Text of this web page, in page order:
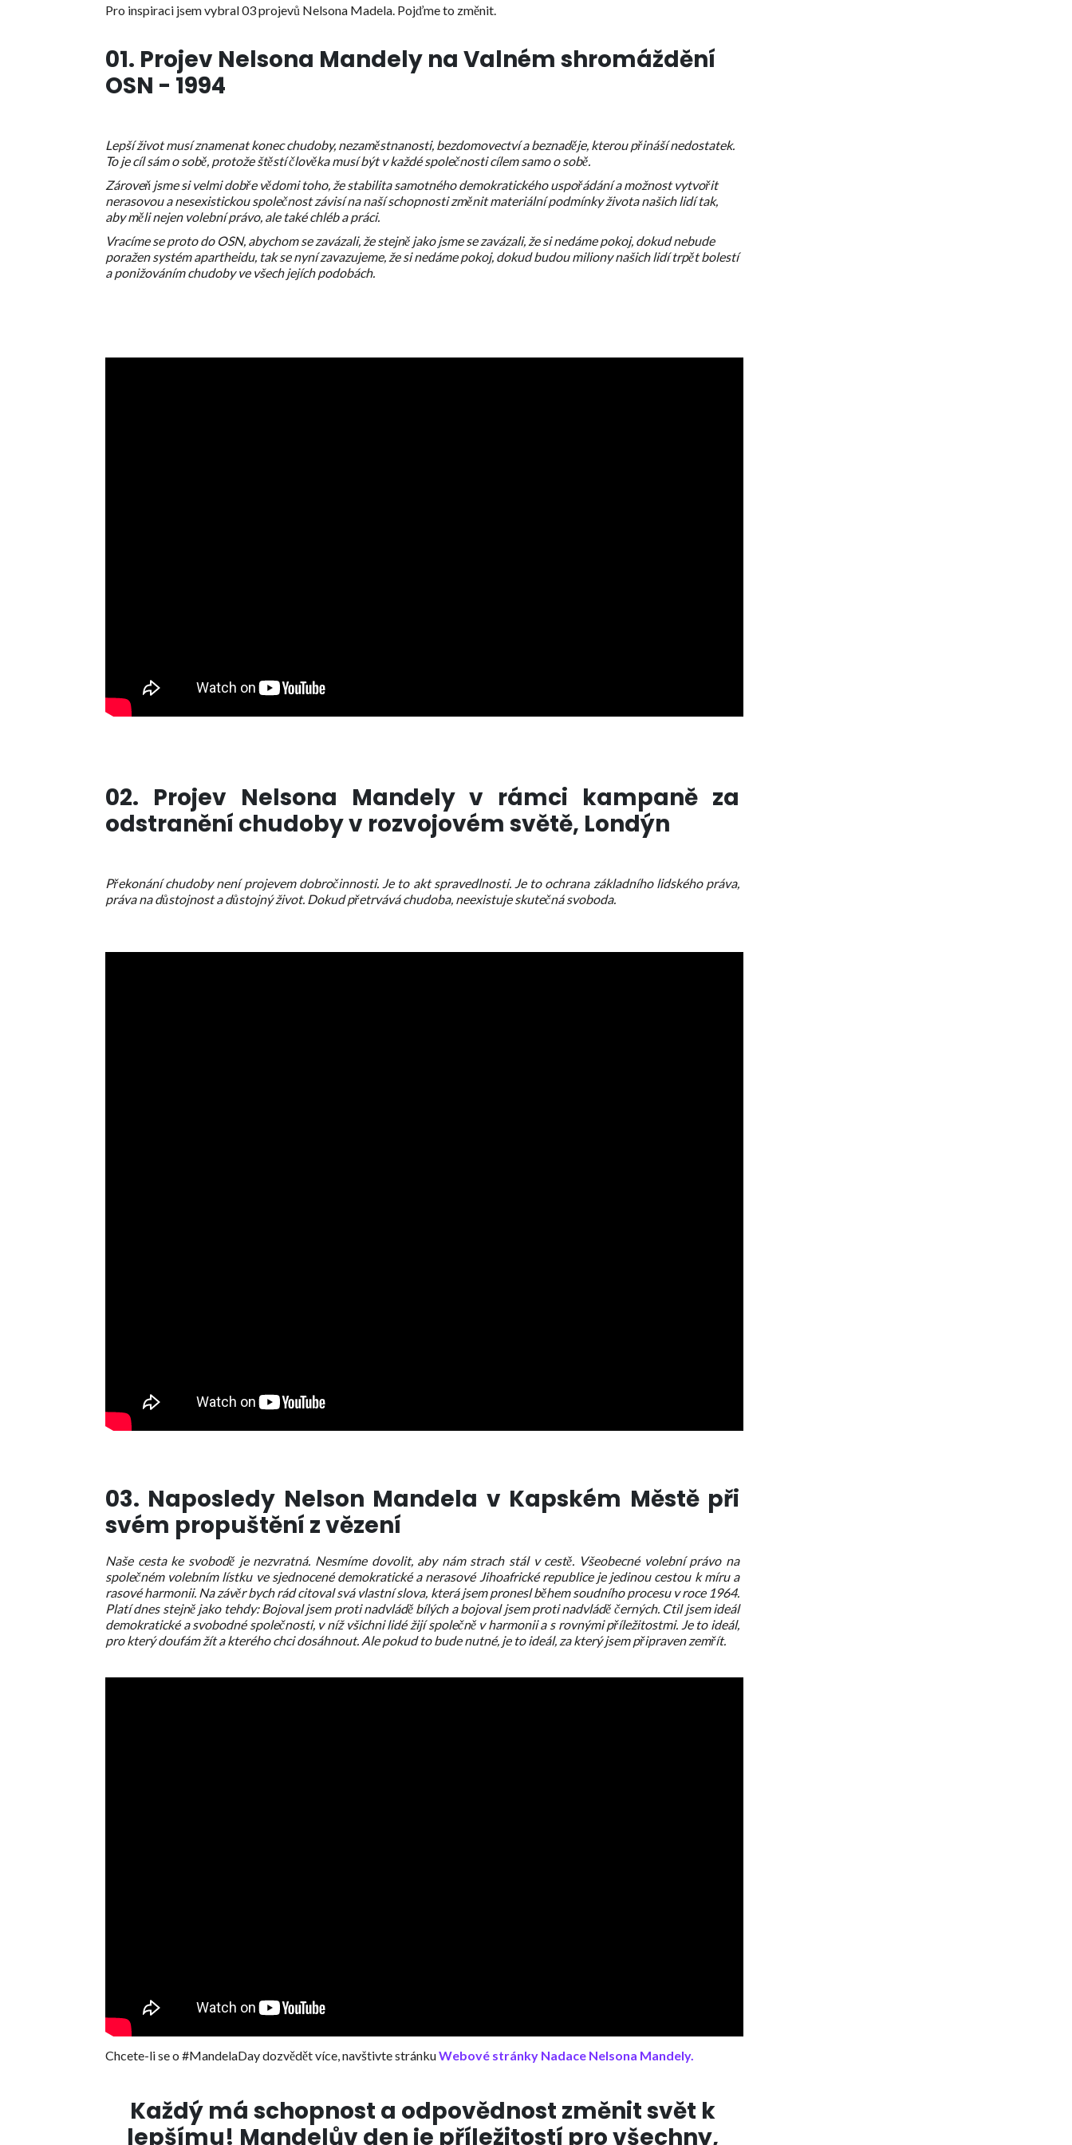
Pro inspiraci jsem vybral 03 projevů Nelsona Madela. Pojďme to změnit.
01. Projev Nelsona Mandely na Valném shromáždění
OSN - 1994
Lepší život musí znamenat konec chudoby, nezaměstnanosti, bezdomovectví a beznaděje, kterou přináší nedostatek.
To je cíl sám o sobě, protože štěstí člověka musí být v každé společnosti cílem samo o sobě.
Zároveň jsme si velmi dobře vědomi toho, že stabilita samotného demokratického uspořádání a možnost vytvořit
nerasovou a nesexistickou společnost závisí na naší schopnosti změnit materiální podmínky života našich lidí tak,
aby měli nejen volební právo, ale také chléb a práci.
Vracíme se proto do OSN, abychom se zavázali, že stejně jako jsme se zavázali, že si nedáme pokoj, dokud nebude
poražen systém apartheidu, tak se nyní zavazujeme, že si nedáme pokoj, dokud budou miliony našich lidí trpět bolestí
a ponižováním chudoby ve všech jejích podobách.
02. Projev Nelsona Mandely v rámci kampaně za
odstranění chudoby v rozvojovém světě, Londýn
Překonání chudoby není projevem dobročinnosti. Je to akt spravedlnosti. Je to ochrana základního lidského práva,
práva na důstojnost a důstojný život. Dokud přetrvává chudoba, neexistuje skutečná svoboda.
03. Naposledy Nelson Mandela v Kapském Městě při
svém propuštění z vězení
Naše cesta ke svobodě je nezvratná. Nesmíme dovolit, aby nám strach stál v cestě. Všeobecné volební právo na
společném volebním lístku ve sjednocené demokratické a nerasové Jihoafrické republice je jedinou cestou k míru a
rasové harmonii. Na závěr bych rád citoval svá vlastní slova, která jsem pronesl během soudního procesu v roce 1964.
Platí dnes stejně jako tehdy: Bojoval jsem proti nadvládě bílých a bojoval jsem proti nadvládě černých. Ctil jsem ideál
demokratické a svobodné společnosti, v níž všichni lidé žijí společně v harmonii a s rovnými příležitostmi. Je to ideál,
pro který doufám žít a kterého chci dosáhnout. Ale pokud to bude nutné, je to ideál, za který jsem připraven zemřít.
Chcete-li se o #MandelaDay dozvědět více, navštivte stránkuWebové stránky Nadace Nelsona Mandely.
Každý má schopnost a odpovědnost změnit svět k
lepšímu! Mandelův den je příležitostí pro všechny,